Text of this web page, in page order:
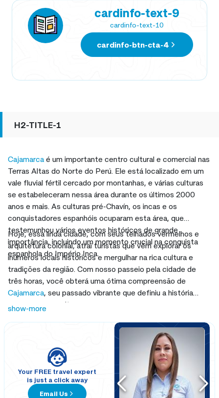
cardinfo-text-9
cardinfo-text-10
cardinfo-btn-cta-4
H2-TITLE-1
Cajamarcaé um importante centro cultural e comercial nas
Terras Altas do Norte do Perú. Ele está localizado em um
vale fluvial fértil cercado por montanhas, e várias culturas
se estabeleceram nessa área durante os últimos 2000
anos e mais. As culturas pré-Chavín, os incas e os
conquistadores espanhóis ocuparam esta área, que
testemunhou vários eventos históricos de grande
importância, incluindo um momento crucial na conquista
espanhola do Império Inca.
Hoje, essa linda cidade, com seus telhados vermelhos e
arquitetura colonial, atrai turistas que vêm explorar os
inúmeros locais históricos e mergulhar na rica cultura e
tradições da região. Com nosso passeio pela cidade de
três horas, você obterá uma ótima compreensão de
Cajamarca, seu passado vibrante que definiu a história
peruana e sua cultura.
show-more
Your FREE travel expert
is just a click away
Email Us